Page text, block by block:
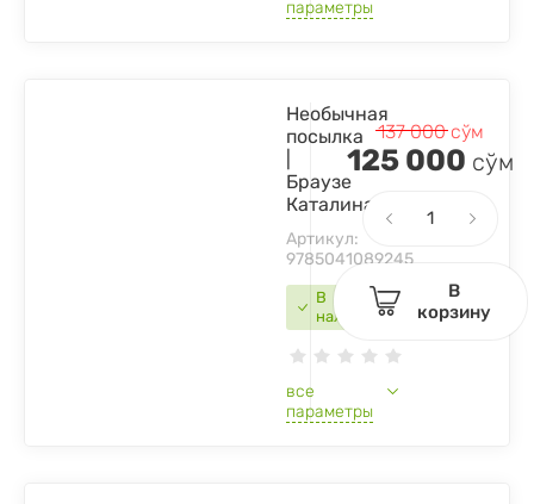
параметры
В
наличии
Необычная
посылка
Браузе
Каталина
Артикул:
9785041089245
все
параметры
137 000сўм
125 000 сўм
В
корзину